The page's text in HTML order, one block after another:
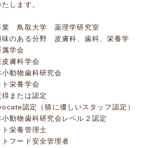
します。
鳥取大学 薬理学研究室
のある分野 皮膚科、歯科、栄養学
学会
皮膚科学会
小動物歯科研究会
ト栄養学会
または認定
認定（猫に優しいスタッフ認定）
小動物歯科研究会レベル２認定
ト栄養管理士
トフード安全管理者